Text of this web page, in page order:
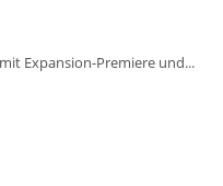
Expansion-Premiere und...